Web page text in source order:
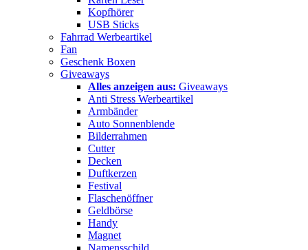
Kopfhörer
USB Sticks
Fahrrad Werbeartikel
Fan
Geschenk Boxen
Giveaways
Alles anzeigen aus: Giveaways
Anti Stress Werbeartikel
Armbänder
Auto Sonnenblende
Bilderrahmen
Cutter
Decken
Duftkerzen
Festival
Flaschenöffner
Geldbörse
Handy
Magnet
Namensschild